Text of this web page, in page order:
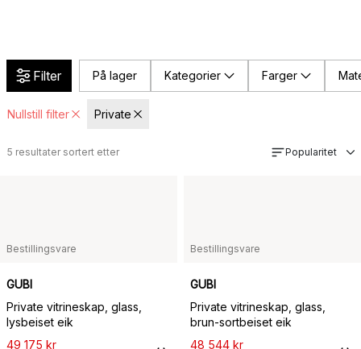
Filter På lager Kategorier Farger
Nullstill filter Private
5 resultater sortert etter Popularitet
Bestillingsvare
GUBI
Private vitrineskap, glass,
lysbeiset eik
49 175 kr
Bestillingsvare
GUBI
Private vitrineskap, glass,
brun-sortbeiset eik
48 544 kr